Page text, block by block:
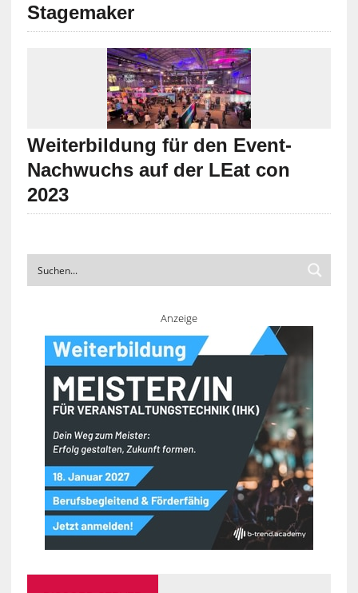
Stagemaker
Weiterbildung für den Event-
Nachwuchs auf der LEat con
2023
Anzeige